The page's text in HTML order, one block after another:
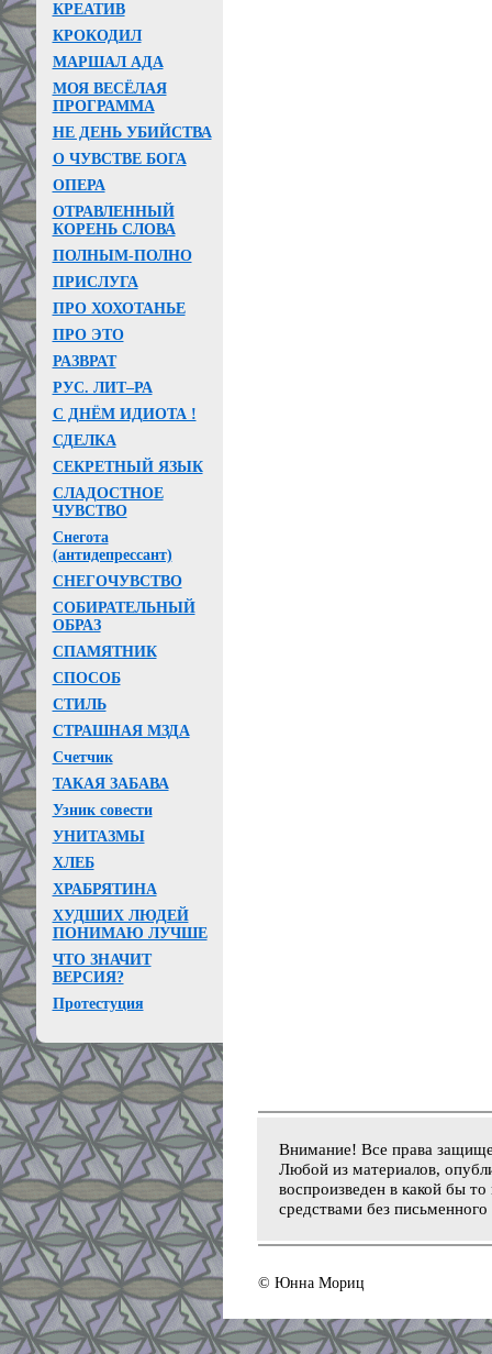
КРЕАТИВ
КРОКОДИЛ
МАРШАЛ АДА
МОЯ ВЕСЁЛАЯ
ПРОГРАММА
НЕ ДЕНЬ УБИЙСТВА
О ЧУВСТВЕ БОГА
ОПЕРА
ОТРАВЛЕННЫЙ
КОРЕНЬ СЛОВА
ПОЛНЫМ-ПОЛНО
ПРИСЛУГА
ПРО ХОХОТАНЬЕ
ПРО ЭТО
РАЗВРАТ
РУС. ЛИТ–РА
С ДНЁМ ИДИОТА !
СДЕЛКА
СЕКРЕТНЫЙ ЯЗЫК
СЛАДОСТНОЕ
ЧУВСТВО
Снегота
(антидепрессант)
СНЕГОЧУВСТВО
СОБИРАТЕЛЬНЫЙ
ОБРАЗ
СПАМЯТНИК
СПОСОБ
СТИЛЬ
СТРАШНАЯ МЗДА
Счетчик
ТАКАЯ ЗАБАВА
Узник совести
УНИТАЗМЫ
ХЛЕБ
ХРАБРЯТИНА
ХУДШИХ ЛЮДЕЙ
ПОНИМАЮ ЛУЧШЕ
ЧТО ЗНАЧИТ
ВЕРСИЯ?
Протестуция
Внимание! Все права
Любой из материалов,
воспроизведен в какой бы
средствами без
© Юнна Мориц